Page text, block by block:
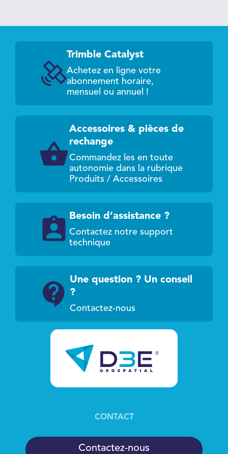
Trimble Catalyst
Achetez en ligne votre
abonnement horaire,
mensuel ou annuel !
Accessoires & pièces de
rechange
Commandez les en toute
autonomie dans la rubrique
Produits / Accessoires
Besoin d’assistance ?
Contactez notre support
technique
Une question ? Un conseil
?
Contactez-nous
CONTACT
Contactez-nous